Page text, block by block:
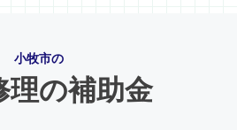
小牧市の
理の補助金